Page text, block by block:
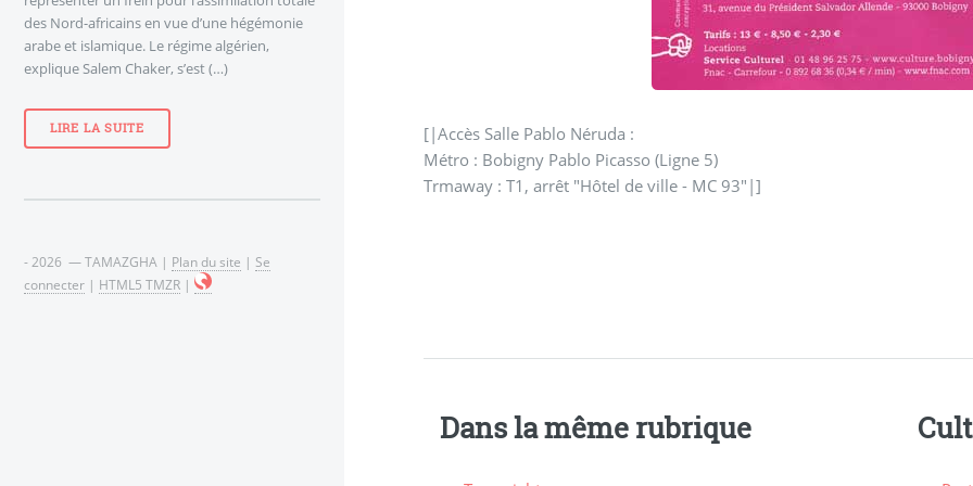
[|Accès Salle Pablo Néruda :
Métro : Bobigny Pablo Picasso (Ligne 5)
Trmaway : T1, arrêt "Hôtel de ville - MC 93"|]
Dans la même rubrique
des Nord-africains en vue d’une hégémonie
arabe et islamique. Le régime algérien,
explique Salem Chaker, s’est (…)
LIRE LA SUITE
- 2026 — TAMAZGHA | Plan du site | Se
connecter | HTML5 TMZR |